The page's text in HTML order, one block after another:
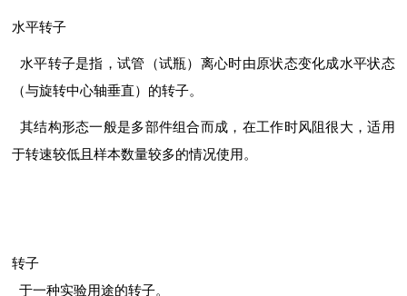
水平转子
水平转子是指，试管（试瓶）离心时由原状态变化成水平状态
（与旋转中心轴垂直）的转子。
其结构形态一般是多部件组合而成，在工作时风阻很大，适用
于转速较低且样本数量较多的情况使用。
转子
于一种实验用途的转子。